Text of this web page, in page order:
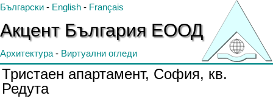
Български - English - Français
Акцент България ЕООД
Архитектура - Виртуални огледи
Тристаен апартамент, София, кв.
Редута